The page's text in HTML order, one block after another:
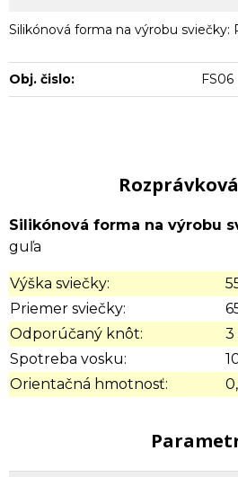
Silikónová forma na výrobu sviečky:
Obj. čislo: FS06
Silikónová forma na výrobu
guľa
Výška sviečky:
Priemer sviečky:
Odporúčaný knôt:
3
Spotreba vosku:
Orientačná hmotnosť: